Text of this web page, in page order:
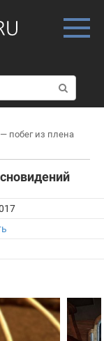
побег из плена